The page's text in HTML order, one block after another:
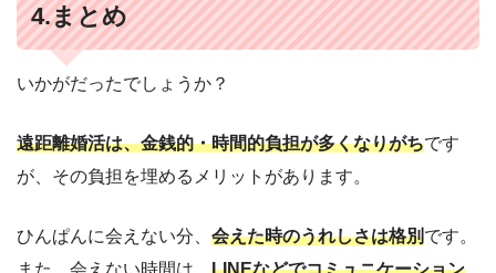
4.まとめ
いかがだったでしょうか？
遠距離婚活は、金銭的・時間的負担が多くなりがちです
が、その負担を埋めるメリットがあります。
ひんぱんに会えない分、 会えた時のうれしさは格別です。
また、会えない時間は、 LINEなどでコミュニケーション